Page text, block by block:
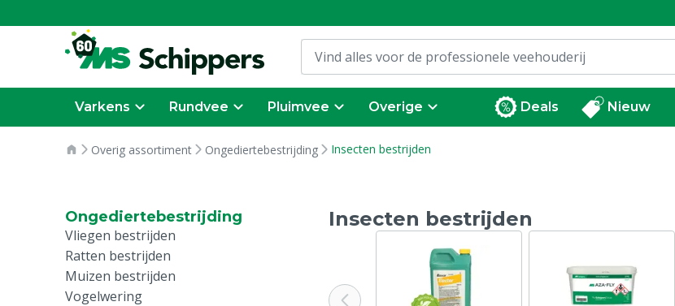
Varkens Rundvee Pluimvee Overige Deals Nieuw
Overig assortiment Ongediertebestrijding Insecten bestrijden
Ongediertebestrijding
Vliegen bestrijden
Ratten bestrijden
Muizen bestrijden
Vogelwering
Insecten bestrijden